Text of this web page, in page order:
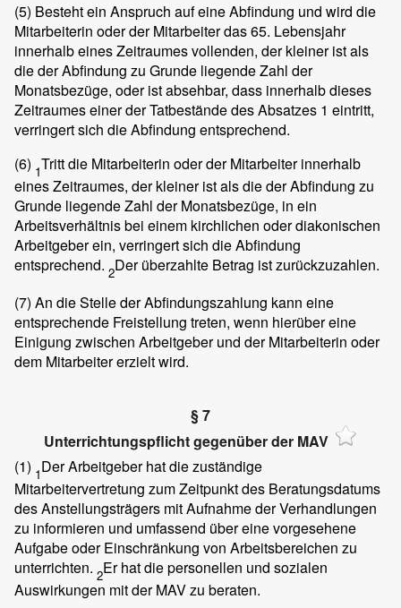
(5) Besteht ein Anspruch auf eine Abfindung und wird die
Mitarbeiterin oder der Mitarbeiter das 65. Lebensjahr
innerhalb eines Zeitraumes vollenden, der kleiner ist als
die der Abfindung zu Grunde liegende Zahl der
Monatsbezüge, oder ist absehbar, dass innerhalb dieses
Zeitraumes einer der Tatbestände des Absatzes 1 eintritt,
verringert sich die Abfindung entsprechend.
(6) 1Tritt die Mitarbeiterin oder der Mitarbeiter innerhalb
eines Zeitraumes, der kleiner ist als die der Abfindung zu
Grunde liegende Zahl der Monatsbezüge, in ein
Arbeitsverhältnis bei einem kirchlichen oder diakonischen
Arbeitgeber ein, verringert sich die Abfindung
entsprechend. 2Der überzahlte Betrag ist zurückzuzahlen.
(7) An die Stelle der Abfindungszahlung kann eine
entsprechende Freistellung treten, wenn hierüber eine
Einigung zwischen Arbeitgeber und der Mitarbeiterin oder
dem Mitarbeiter erzielt wird.
§ 7
Unterrichtungspflicht gegenüber der MAV
(1) 1Der Arbeitgeber hat die zuständige
Mitarbeitervertretung zum Zeitpunkt des Beratungsdatums
des Anstellungsträgers mit Aufnahme der Verhandlungen
zu informieren und umfassend über eine vorgesehene
Aufgabe oder Einschränkung von Arbeitsbereichen zu
unterrichten. 2Er hat die personellen und sozialen
Auswirkungen mit der MAV zu beraten.